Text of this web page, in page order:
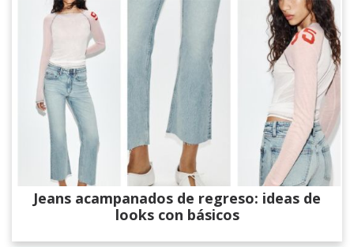
Jeans acampanados de regreso: ideas de
looks con básicos